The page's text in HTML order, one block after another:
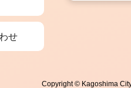
せ
Copyright © Kagoshima